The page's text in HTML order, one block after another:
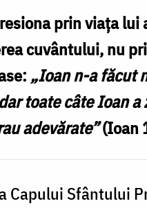
prin viața lui
cuvântului, nu
„Ioan n-a făcut
toate câte Ioan a
adevărate”(Ioan
Capului Sfântului